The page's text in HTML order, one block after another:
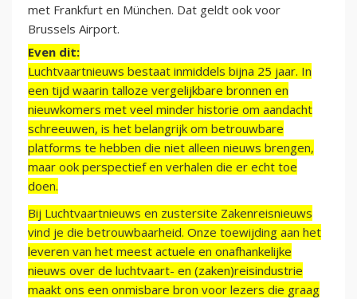
met Frankfurt en München. Dat geldt ook voor
Brussels Airport.
Even dit:
Luchtvaartnieuws bestaat inmiddels bijna 25 jaar. In
een tijd waarin talloze vergelijkbare bronnen en
nieuwkomers met veel minder historie om aandacht
schreeuwen, is het belangrijk om betrouwbare
platforms te hebben die niet alleen nieuws brengen,
maar ook perspectief en verhalen die er echt toe
doen.
Bij Luchtvaartnieuws en zustersite Zakenreisnieuws
vind je die betrouwbaarheid. Onze toewijding aan het
leveren van het meest actuele en onafhankelijke
nieuws over de luchtvaart- en (zaken)reisindustrie
maakt ons een onmisbare bron voor lezers die graag